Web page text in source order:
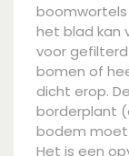
boomwortels
het blad kan
voor
bomen of
dicht erop.
borderplant
bodem moet
Het is een